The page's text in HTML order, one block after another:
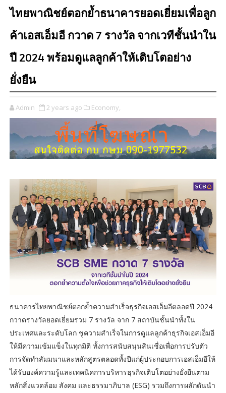
ไทยพาณิชย์ตอกย้ำธนาคารยอดเยี่ยมเพื่อลูก
ค้าเอสเอ็มอี กวาด 7 รางวัล จากเวทีชั้นนำใน
ปี 2024 พร้อมดูแลลูกค้าให้เติบโตอย่าง
ยั่งยืน
Admin 2 years ago Economy,
ธนาคารไทยพาณิชย์ตอกย้ำความสำเร็จธุรกิจเอสเอ็มอีตลอดปี 2024
กวาดรางวัลยอดเยี่ยมรวม 7 รางวัล จาก 7 สถาบันชั้นนำทั้งใน
ประเทศและระดับโลก ชูความสำเร็จในการดูแลลูกค้าธุรกิจเอสเอ็มอี
ให้มีความเข้มแข็งในทุกมิติ ทั้งการสนับสนุนสินเชื่อเพื่อการปรับตัว
การจัดทำสัมมนาและหลักสูตรตลอดทั้งปีแก่ผู้ประกอบการเอสเอ็มอีให้
ได้รับองค์ความรู้และเทคนิคการบริหารธุรกิจเติบโตอย่างยั่งยืนตาม
หลักสิ่งแวดล้อม สังคม และธรรมาภิบาล (ESG) รวมถึงการผลักดันนำ